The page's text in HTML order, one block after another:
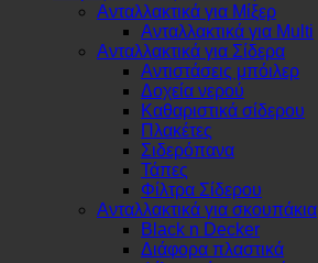
Ανταλλακτικά για Μίξερ
Ανταλλακτικά για Multi
Ανταλλακτικά για Σίδερα
Αντιστάσεις μπόιλερ
Δοχεία νερού
Καθαριστικά σίδερου
Πλακέτες
Σιδερόπανα
Τάπες
Φίλτρα Σίδερου
Ανταλλακτικά για σκουπάκια
Black n Decker
Διάφορα πλαστικά